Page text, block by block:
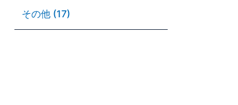
その他 (17)